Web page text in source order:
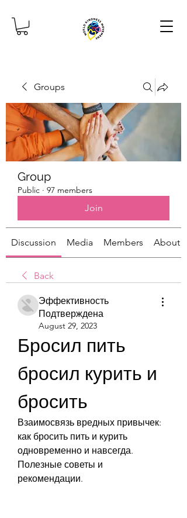
Groups
Group
Public · 97 members
Join
Discussion Media Members About
Back
Эффективность
Подтверждена
August 29, 2023
Бросил пить
бросил курить и
бросить
Взаимосвязь вредных привычек:
как бросить пить и курить
одновременно и навсегда.
Полезные советы и
рекомендации.